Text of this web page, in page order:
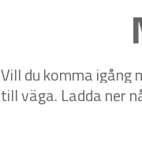
Vill du komma
till väga. Ladda ner